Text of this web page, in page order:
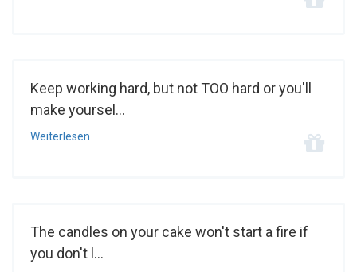
Keep working hard, but not TOO hard or you'll
make yoursel...
Weiterlesen
The candles on your cake won't start a fire if
you don't l...